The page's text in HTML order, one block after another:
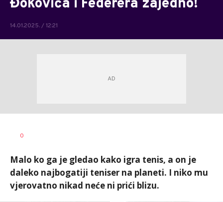
Đokovića i Federera zajedno!
14.01.2025. / 12:21
AUTOR
0
Malo ko ga je gledao kako igra tenis, a on je
daleko najbogatiji teniser na planeti. I niko mu
vjerovatno nikad neće ni prići blizu.